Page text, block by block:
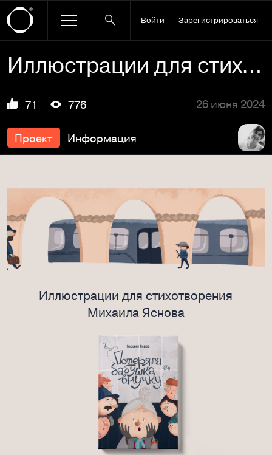
Войти Зарегистрироваться
Иллюстрации для стихотворения Михаила Яснова
71 776 26 июня 2024
Проект Информация
Иллюстрации для стихотворения
Михаила Яснова